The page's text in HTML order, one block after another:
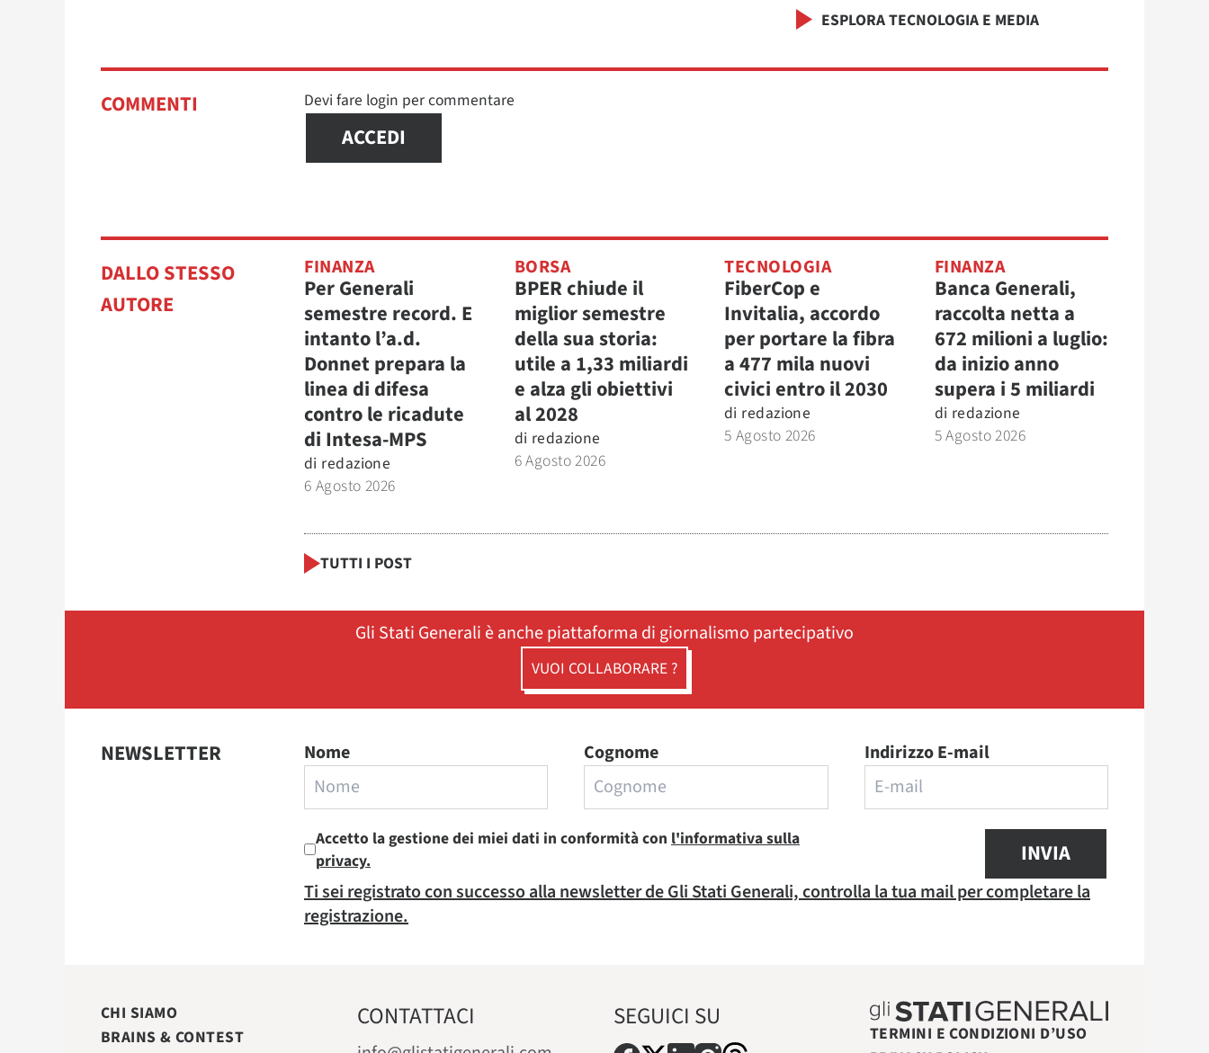
ESPLORA TECNOLOGIA E MEDIA
COMMENTI Devi fare login per commentare
ACCEDI
DALLO STESSO
AUTORE
FINANZA
Per Generali
semestre record. E
intanto l’a.d.
Donnet prepara la
linea di difesa
contro le ricadute
di Intesa-MPS
di redazione
6 Agosto 2026
BORSA
BPER chiude il
miglior semestre
della sua storia:
utile a 1,33 miliardi
e alza gli obiettivi
al 2028
di redazione
6 Agosto 2026
TECNOLOGIA
FiberCop e
Invitalia, accordo
per portare la fibra
a 477 mila nuovi
civici entro il 2030
di redazione
5 Agosto 2026
FINANZA
Banca Generali,
raccolta netta a
672 milioni a luglio:
da inizio anno
supera i 5 miliardi
di redazione
5 Agosto 2026
TUTTI I POST
Gli Stati Generali è anche piattaforma di giornalismo partecipativo
VUOI COLLABORARE ?
NEWSLETTER Nome Cognome Indirizzo E-mail
Accetto la gestione dei miei dati in conformità con l'informativa sulla
privacy.
INVIA
Ti sei registrato con successo alla newsletter de Gli Stati Generali, controlla la tua mail per completare la
registrazione.
CHI SIAMO
BRAINS & CONTEST
CONTATTACI SEGUICI SU
TERMINI E CONDIZIONI D’USO